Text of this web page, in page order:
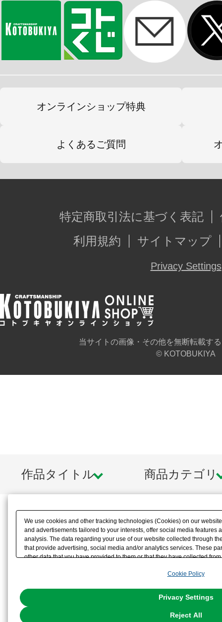
オンラインショップ特典
よくあるご質問
特定商取引法に基づく表記
利用規約
サイトマップ
Privacy Settings
当サイトの画像・その他を無断転載す
© KOTOBUKIYA
作品タイトル 商品カテゴリ
We use cookies and other tracking technologies (Cookies) on our
and advertisements tailored to your interests, offer social media features
analysis. The data regarding your use of our website collected through
that provide advertising, social media and/or analytics services. These
other data that you have provided to them or that they have collected
the use of all Cookies except for Strictly Necessary Cookies, please
You can change your consent or rejection settings at any time via
Cookie Policy
Privacy Settings
Reject All